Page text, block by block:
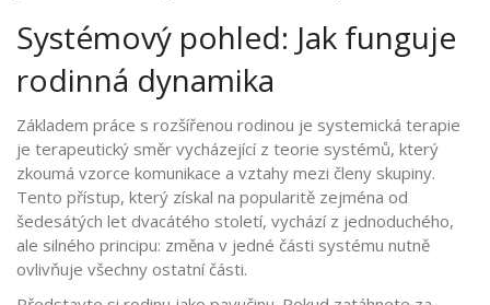
Systémový pohled: Jak funguje
rodinná dynamika
Základem práce s rozšířenou rodinou je systemická terapie
je terapeutický směr vycházející z teorie systémů, který
zkoumá vzorce komunikace a vztahy mezi členy skupiny.
Tento přístup, který získal na popularitě zejména od
šedesátých let dvacátého století, vychází z jednoduchého,
ale silného principu: změna v jedné části systému nutně
ovlivňuje všechny ostatní části.